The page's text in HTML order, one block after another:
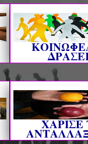
ΧΑΡΙΣΕ